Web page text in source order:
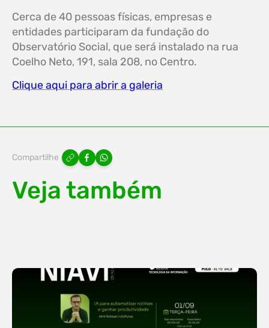
Cerca de 40 pessoas físicas, empresas e
entidades participaram da fundação do
Observatório Social, que será instalado na rua
Coelho Neto, 191, sala 208, no Centro.
Clique aqui para abrir a galeria
Compartilhe
Veja também